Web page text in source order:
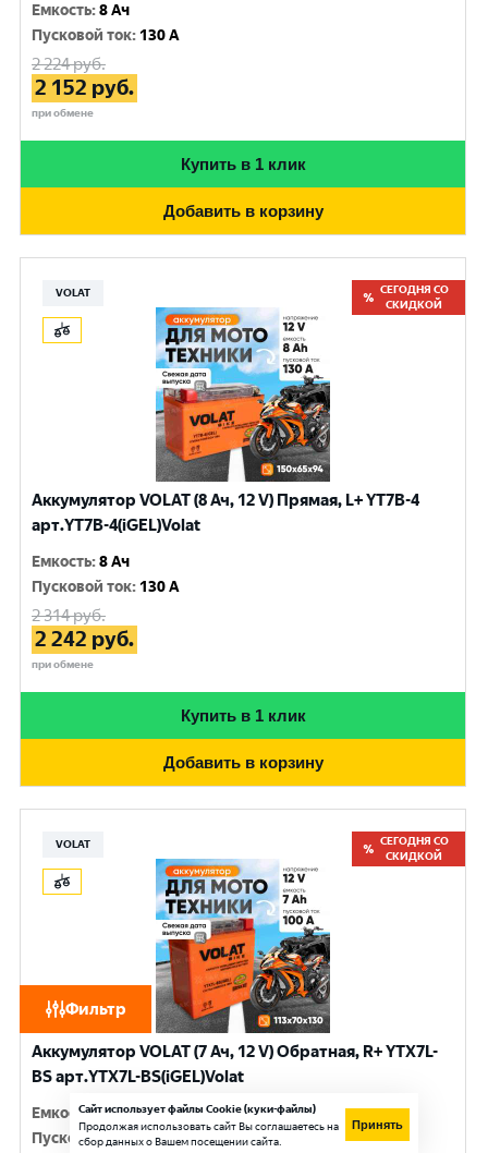
Фильтр
Емкость:8 Ач
Пусковой ток: 130 A
2 224руб.
2 152 руб.
при обмене
Купить в 1 клик
Добавить в корзину
VOLAT
СЕГОДНЯ СО
СКИДКОЙ
Аккумулятор VOLAT (8 Ач, 12 V) Прямая, L+ YT7B-4
арт.YT7B-4(iGEL)Volat
Емкость:8 Ач
Пусковой ток: 130 A
2 314руб.
2 242 руб.
при обмене
Купить в 1 клик
Добавить в корзину
VOLAT
СЕГОДНЯ СО
СКИДКОЙ
Аккумулятор VOLAT (7 Ач, 12 V) Обратная, R+ YTX7L-
BS арт.YTX7L-BS(iGEL)Volat
Емкость:7 Ач
Пусковой ток:100 A
Сайт использует файлы Cookie (куки-файлы)
Продолжая использовать сайт Вы соглашаетесь на
сбор данных о Вашем посещении сайта.
Принять